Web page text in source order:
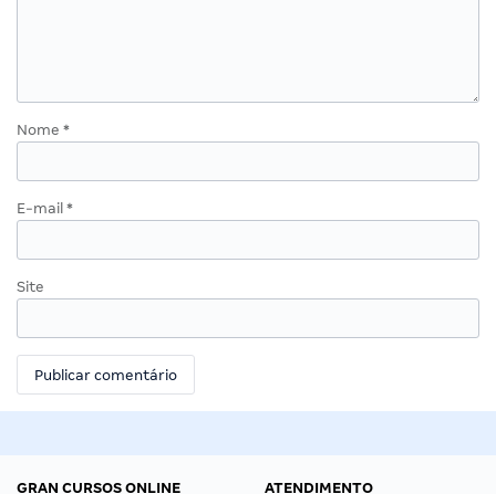
Nome *
E-mail *
Site
GRAN CURSOS ONLINE
ATENDIMENTO